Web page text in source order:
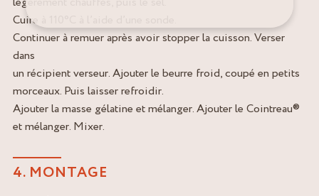
Cuire à 110°C à l’aide d’une sonde.
Continuer à remuer après avoir stopper la cuisson. Verser
dans
un récipient verseur. Ajouter le beurre froid, coupé en petits
morceaux. Puis laisser refroidir.
Ajouter la masse gélatine et mélanger. Ajouter le Cointreau®
et mélanger. Mixer.
4. MONTAGE